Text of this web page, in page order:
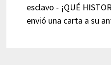
esclavo - ¡QUÉ
envió una carta a su